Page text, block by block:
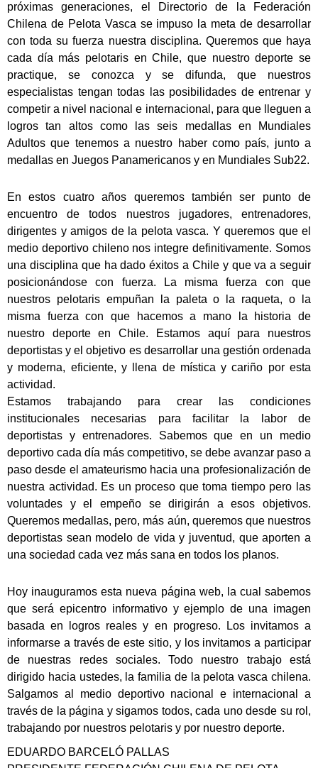
próximas generaciones, el Directorio de la Federación
Chilena de Pelota Vasca se impuso la meta de desarrollar
con toda su fuerza nuestra disciplina. Queremos que haya
cada día más pelotaris en Chile, que nuestro deporte se
practique, se conozca y se difunda, que nuestros
especialistas tengan todas las posibilidades de entrenar y
competir a nivel nacional e internacional, para que lleguen a
logros tan altos como las seis medallas en Mundiales
Adultos que tenemos a nuestro haber como país, junto a
medallas en Juegos Panamericanos y en Mundiales Sub22.
En estos cuatro años queremos también ser punto de
encuentro de todos nuestros jugadores, entrenadores,
dirigentes y amigos de la pelota vasca. Y queremos que el
medio deportivo chileno nos integre definitivamente. Somos
una disciplina que ha dado éxitos a Chile y que va a seguir
posicionándose con fuerza. La misma fuerza con que
nuestros pelotaris empuñan la paleta o la raqueta, o la
misma fuerza con que hacemos a mano la historia de
nuestro deporte en Chile. Estamos aquí para nuestros
deportistas y el objetivo es desarrollar una gestión ordenada
y moderna, eficiente, y llena de mística y cariño por esta
actividad.
Estamos trabajando para crear las condiciones
institucionales necesarias para facilitar la labor de
deportistas y entrenadores. Sabemos que en un medio
deportivo cada día más competitivo, se debe avanzar paso a
paso desde el amateurismo hacia una profesionalización de
nuestra actividad. Es un proceso que toma tiempo pero las
voluntades y el empeño se dirigirán a esos objetivos.
Queremos medallas, pero, más aún, queremos que nuestros
deportistas sean modelo de vida y juventud, que aporten a
una sociedad cada vez más sana en todos los planos.
Hoy inauguramos esta nueva página web, la cual sabemos
que será epicentro informativo y ejemplo de una imagen
basada en logros reales y en progreso. Los invitamos a
informarse a través de este sitio, y los invitamos a participar
de nuestras redes sociales. Todo nuestro trabajo está
dirigido hacia ustedes, la familia de la pelota vasca chilena.
Salgamos al medio deportivo nacional e internacional a
través de la página y sigamos todos, cada uno desde su rol,
trabajando por nuestros pelotaris y por nuestro deporte.
EDUARDO BARCELÓ PALLAS